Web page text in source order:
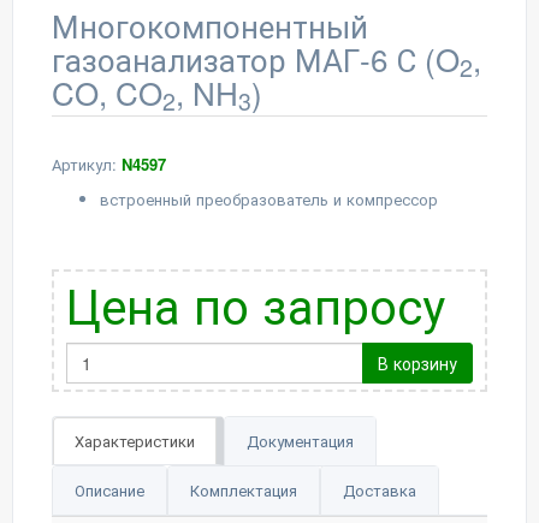
Многокомпонентный
газоанализатор МАГ-6 С (O2,
CO, CO2, NH3)
Артикул: N4597
встроенный преобразователь и компрессор
Цена по запросу
В корзину
Характеристики Документация
Описание Комплектация Доставка